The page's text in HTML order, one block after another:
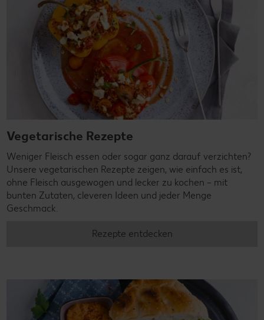
Vegetarische Rezepte
Weniger Fleisch essen oder sogar ganz darauf verzichten?
Unsere vegetarischen Rezepte zeigen, wie einfach es ist,
ohne Fleisch ausgewogen und lecker zu kochen – mit
bunten Zutaten, cleveren Ideen und jeder Menge
Geschmack.
Rezepte entdecken